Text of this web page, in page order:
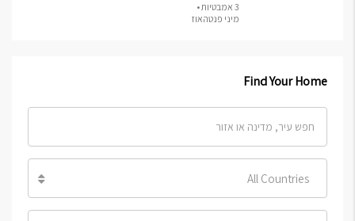
3 אמבטיות •
מיני פנטהאוז
Find Your Home
All Countries